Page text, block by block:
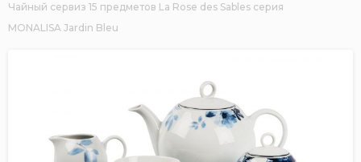
Чайный сервиз 15 предметов La Rose des Sables серия
MONALISA Jardin Bleu